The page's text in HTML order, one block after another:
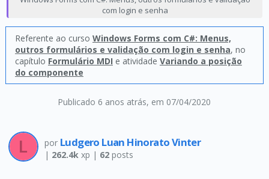
Publicado 6 anos atrás, em 07/04/2020
com login e senha
Referente ao curso Windows Forms com C#: Menus,
outros formulários e validação com login e senha, no
capítulo Formulário MDI e atividade Variando a posição
do componente
por Ludgero Luan Hinorato Vinter
| 262.4kxp | 62posts